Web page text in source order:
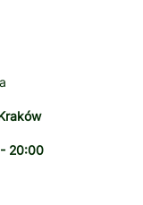
20:00